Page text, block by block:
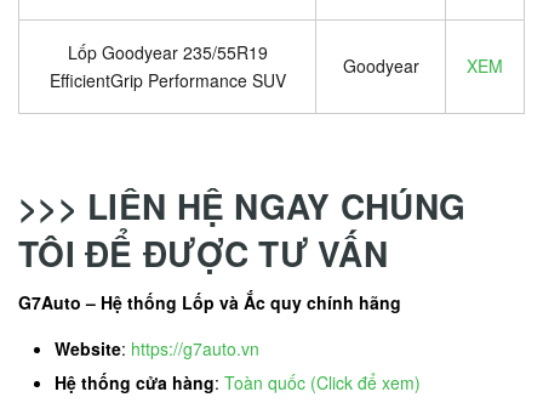
Lốp Goodyear 235/55R19
EfficientGrip Performance SUV
Goodyear XEM
>>> LIÊN HỆ NGAY CHÚNG
TÔI ĐỂ ĐƯỢC TƯ VẤN
G7Auto – Hệ thống Lốp và Ắc quy chính hãng
Website: https://g7auto.vn
Hệ thống cửa hàng: Toàn quốc (Click để xem)